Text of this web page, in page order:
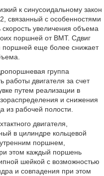
к синусоидальному закон
связанный с особенностями
увеличения объема
поршней от ВМТ. Сдвиг
поршней еще более снижает
группа
работы двигателя за счет
путем реализации в
и снижения
из рабочей полости.
двигателя,
в цилиндре кольцевой
поршнем,
этом каждый поршень
шейкой с возможностью
и совпадения при этом